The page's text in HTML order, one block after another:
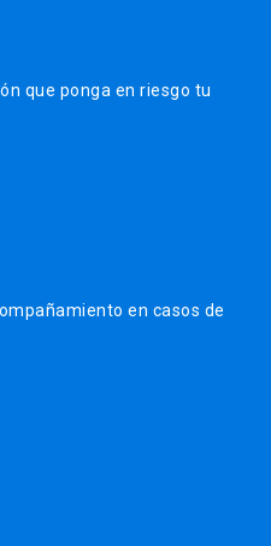
que ponga en riesgo tu
en casos de